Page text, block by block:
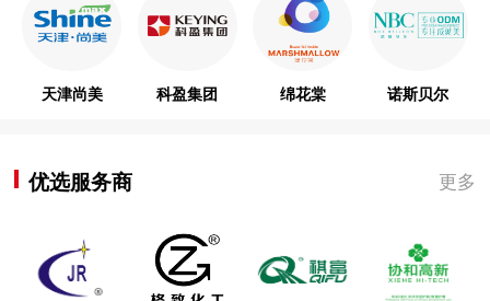
天津尚美 科盈集团 绵花棠 诺斯贝尔
优选服务商 更多